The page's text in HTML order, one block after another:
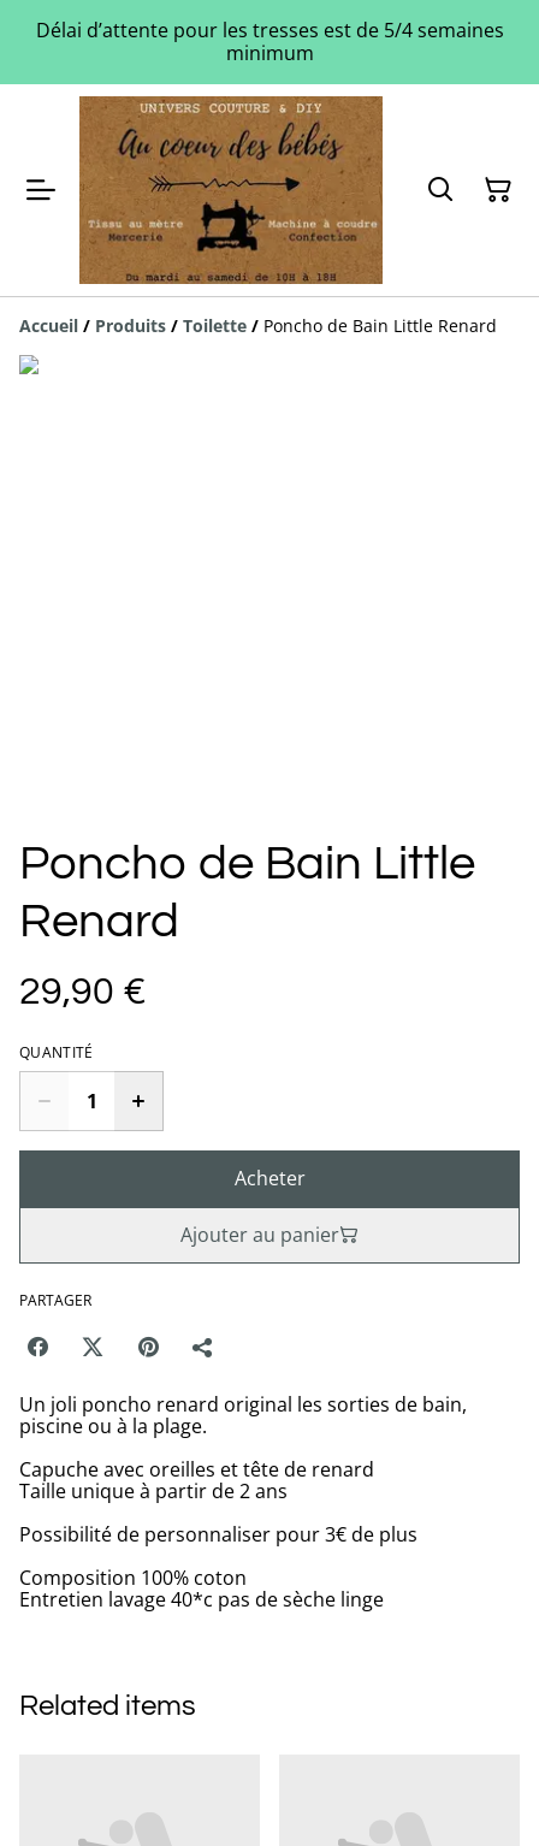
Délai d’attente pour les tresses est de 5/4 semaines
minimum
Accueil / Produits / Toilette / Poncho de Bain Little Renard
Poncho de Bain Little
Renard
29,90 €
QUANTITÉ
Acheter
Ajouter au panier
PARTAGER
Un joli poncho renard original les sorties de bain,
piscine ou à la plage.
Capuche avec oreilles et tête de renard
Taille unique à partir de 2 ans
Possibilité de personnaliser pour 3€ de plus
Composition 100% coton
Entretien lavage 40*c pas de sèche linge
Related items